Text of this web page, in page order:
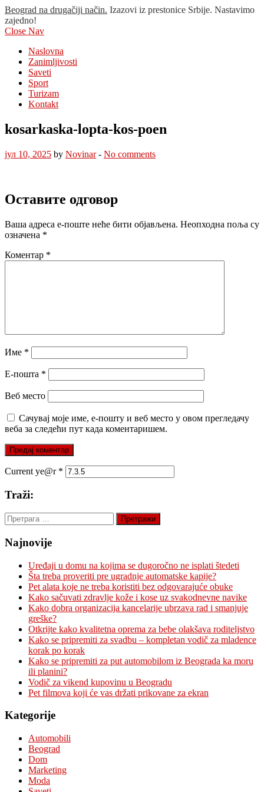
Beograd na drugačiji način. Izazovi iz prestonice Srbije. Nastavimo
zajedno!
Close Nav
Naslovna
Zanimljivosti
Saveti
Sport
Turizam
Kontakt
kosarkaska-lopta-kos-poen
јул 10, 2025 by Novinar- No comments
Оставите одговор
Ваша адреса е-поште неће бити објављена. Неопходна поља су
означена *
Коментар *
Име *
Е-пошта *
Веб место
Сачувај моје име, е-пошту и веб место у овом прегледачу
веба за следећи пут када коментаришем.
Current ye@r *
Traži:
Претрага
за:
Najnovije
Uređaji u domu na kojima se dugoročno ne isplati štedeti
Šta treba proveriti pre ugradnje automatske kapije?
Pet alata koje ne treba koristiti bez odgovarajuće obuke
Kako sačuvati zdravlje kože i kose uz svakodnevne navike
Kako dobra organizacija kancelarije ubrzava rad i smanjuje
greške?
Otkrijte kako kvalitetna oprema za bebe olakšava roditeljstvo
Kako se pripremiti za svadbu – kompletan vodič za mladence
korak po korak
Kako se pripremiti za put automobilom iz Beograda ka moru
ili planini?
Vodič za vikend kupovinu u Beogradu
Pet filmova koji će vas držati prikovane za ekran
Kategorije
Automobili
Beograd
Dom
Marketing
Moda